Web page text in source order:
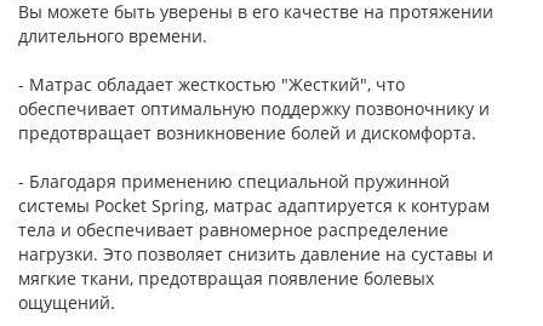
Вы можете быть уверены в его качестве на протяжении
длительного времени.
- Матрас обладает жесткостью "Жесткий", что
обеспечивает оптимальную поддержку позвоночнику и
предотвращает возникновение болей и дискомфорта.
- Благодаря применению специальной пружинной
системы Pocket Spring, матрас адаптируется к контурам
тела и обеспечивает равномерное распределение
нагрузки. Это позволяет снизить давление на суставы и
мягкие ткани, предотвращая появление болевых
ощущений.